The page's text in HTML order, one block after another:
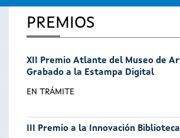
Se
encuentra
usted
aquí
PREMIOS
XII Premio Atlante del Museo de
Grabado a la Estampa Digital
EN TRÁMITE
III Premio a la Innovación